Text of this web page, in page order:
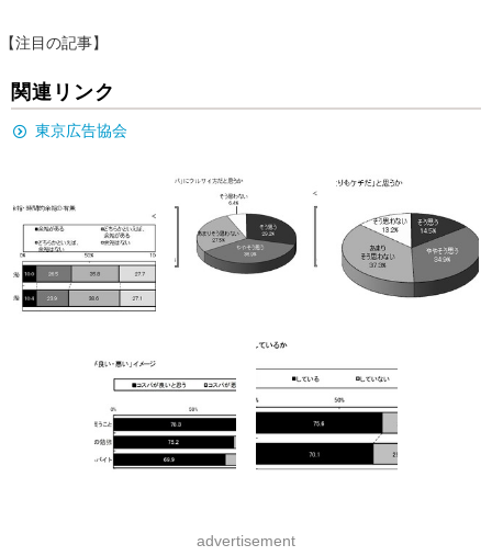
【注目の記事】
関連リンク
東京広告協会
advertisement